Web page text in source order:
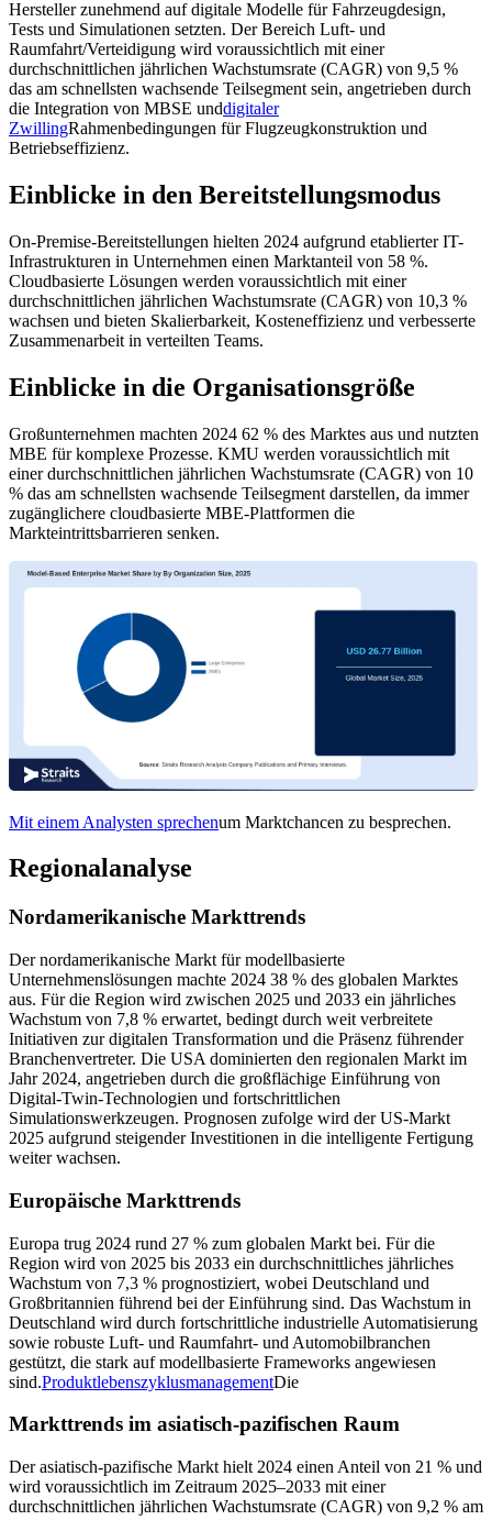
Hersteller zunehmend auf digitale Modelle für Fahrzeugdesign,
Tests und Simulationen setzten. Der Bereich Luft- und
Raumfahrt/Verteidigung wird voraussichtlich mit einer
durchschnittlichen jährlichen Wachstumsrate (CAGR) von 9,5 %
das am schnellsten wachsende Teilsegment sein, angetrieben durch
die Integration von MBSE unddigitaler
ZwillingRahmenbedingungen für Flugzeugkonstruktion und
Betriebseffizienz.
Einblicke in den Bereitstellungsmodus
On-Premise-Bereitstellungen hielten 2024 aufgrund etablierter IT-
Infrastrukturen in Unternehmen einen Marktanteil von 58 %.
Cloudbasierte Lösungen werden voraussichtlich mit einer
durchschnittlichen jährlichen Wachstumsrate (CAGR) von 10,3 %
wachsen und bieten Skalierbarkeit, Kosteneffizienz und verbesserte
Zusammenarbeit in verteilten Teams.
Einblicke in die Organisationsgröße
Großunternehmen machten 2024 62 % des Marktes aus und nutzten
MBE für komplexe Prozesse. KMU werden voraussichtlich mit
einer durchschnittlichen jährlichen Wachstumsrate (CAGR) von 10
% das am schnellsten wachsende Teilsegment darstellen, da immer
zugänglichere cloudbasierte MBE-Plattformen die
Markteintrittsbarrieren senken.
Mit einem Analysten sprechenum Marktchancen zu besprechen.
Regionalanalyse
Nordamerikanische Markttrends
Der nordamerikanische Markt für modellbasierte
Unternehmenslösungen machte 2024 38 % des globalen Marktes
aus. Für die Region wird zwischen 2025 und 2033 ein jährliches
Wachstum von 7,8 % erwartet, bedingt durch weit verbreitete
Initiativen zur digitalen Transformation und die Präsenz führender
Branchenvertreter. Die USA dominierten den regionalen Markt im
Jahr 2024, angetrieben durch die großflächige Einführung von
Digital-Twin-Technologien und fortschrittlichen
Simulationswerkzeugen. Prognosen zufolge wird der US-Markt
2025 aufgrund steigender Investitionen in die intelligente Fertigung
weiter wachsen.
Europäische Markttrends
Europa trug 2024 rund 27 % zum globalen Markt bei. Für die
Region wird von 2025 bis 2033 ein durchschnittliches jährliches
Wachstum von 7,3 % prognostiziert, wobei Deutschland und
Großbritannien führend bei der Einführung sind. Das Wachstum in
Deutschland wird durch fortschrittliche industrielle Automatisierung
sowie robuste Luft- und Raumfahrt- und Automobilbranchen
gestützt, die stark auf modellbasierte Frameworks angewiesen
sind.ProduktlebenszyklusmanagementDie
Markttrends im asiatisch-pazifischen Raum
Der asiatisch-pazifische Markt hielt 2024 einen Anteil von 21 % und
wird voraussichtlich im Zeitraum 2025–2033 mit einer
durchschnittlichen jährlichen Wachstumsrate (CAGR) von 9,2 % am